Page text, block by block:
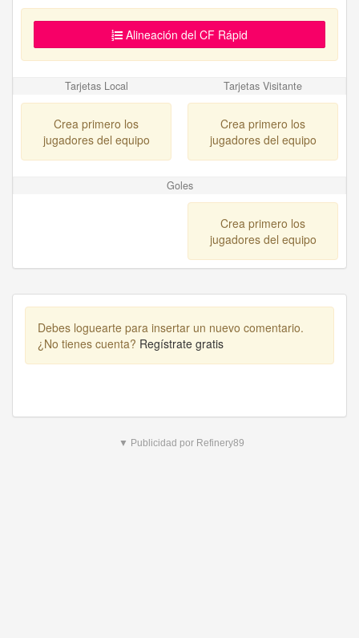
Alineación del CF Rápid
Tarjetas Local Tarjetas Visitante
Crea primero los
jugadores del equipo
Crea primero los
jugadores del equipo
Goles
Crea primero los
jugadores del equipo
Debes loguearte para insertar un nuevo comentario.
¿No tienes cuenta? Regístrate gratis
▼ Publicidad por Refinery89